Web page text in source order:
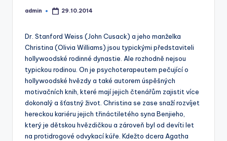
Posted
admin 29.10.2014
Dr. Stanford Weiss (John Cusack) a jeho manželka
Christina (Olivia Williams) jsou typickými představiteli
hollywoodské rodinné dynastie. Ale rozhodně nejsou
typickou rodinou. On je psychoterapeutem pečující o
hollywoodské hvězdy a také autorem úspěšných
motivačních knih, které mají jejich čtenářům zajistit více
dokonalý a šťastný život. Christina se zase snaží rozvíjet
hereckou kariéru jejich třináctiletého syna Benjieho,
který je dětskou hvězdičkou a zároveň byl od devíti let
na protidrogové odvykací kúře. Kdežto dcera Agatha